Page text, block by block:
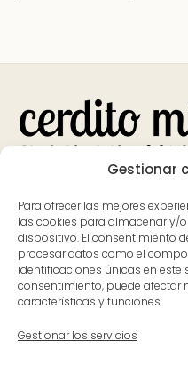
Gestionar
Para ofrecer las mejores
las cookies para almacenar y/
dispositivo. El consentimiento
procesar datos como el
identificaciones únicas en este
consentimiento, puede afectar
características y funciones.
Gestionar los servicios
Transfer
Contacto
626 597 700
ladespensa@cerditomio.es